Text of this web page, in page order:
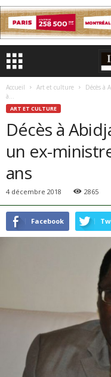
Accueil Art et culture
Décès à
à...
ART ET CULTURE
Décès à
un ex-
ans
4 décembre 2018 2865
Facebook